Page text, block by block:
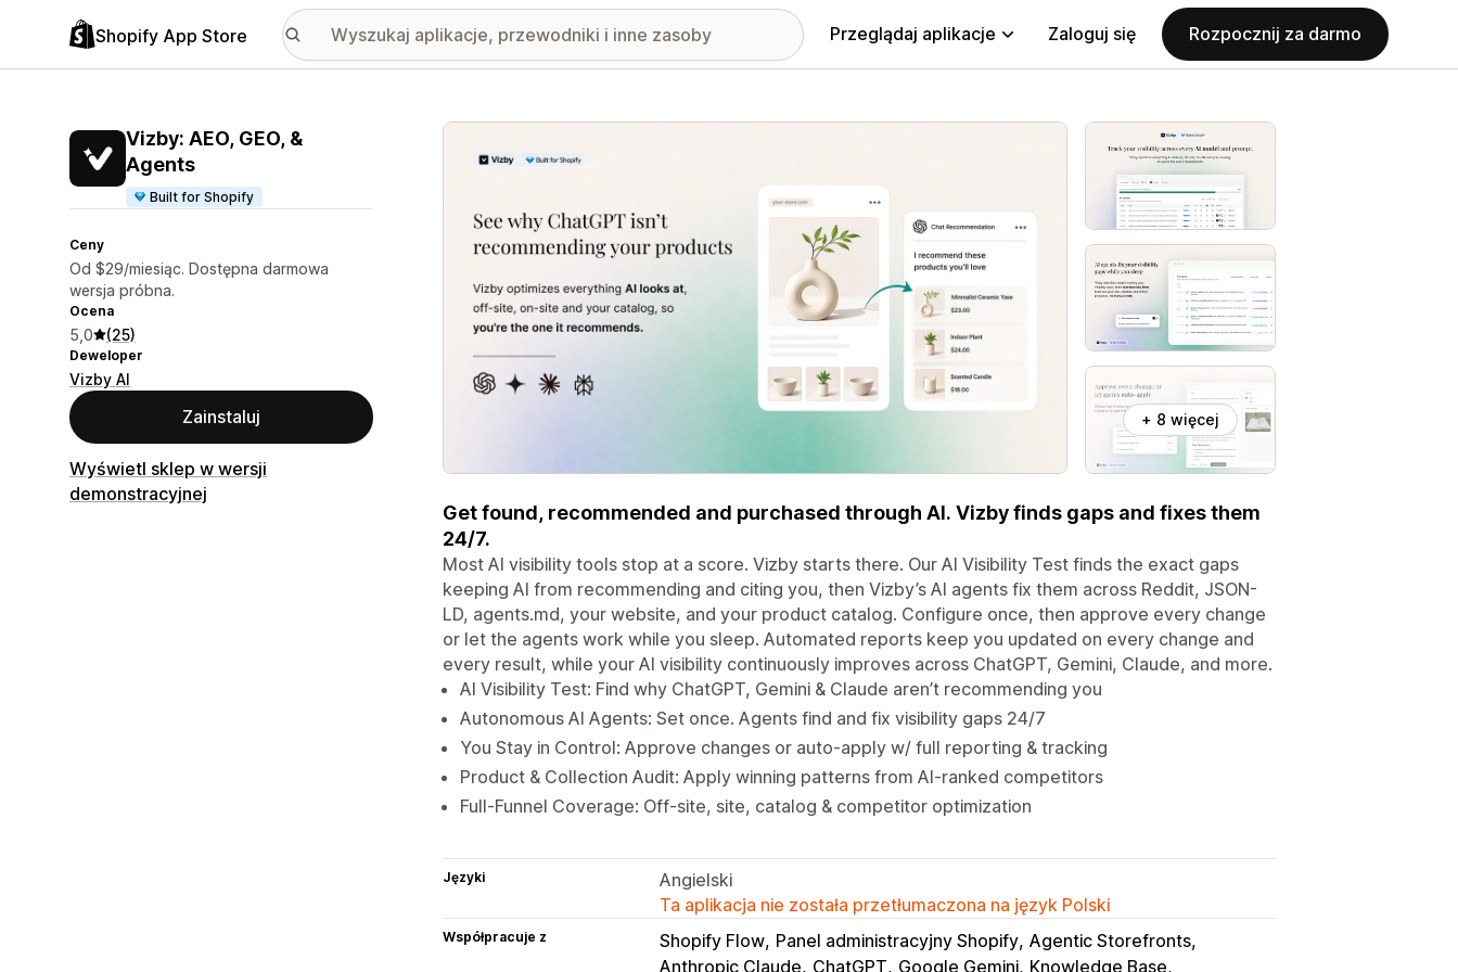
Shopify App Store Przeglądaj aplikacje Zaloguj się Rozpocznij za darmo
Vizby: AEO, GEO, &
Agents
Built for Shopify
Ceny
Od $29/miesiąc. Dostępna darmowa
wersja próbna.
Ocena
5,0 (25)
Deweloper
Vizby AI
Zainstaluj
Wyświetl sklep w wersji
demonstracyjnej
Wyróżnione obrazy w galerii
+ 8 więcej
Get found, recommended and purchased through AI. Vizby finds gaps and fixes them
24/7.
Most AI visibility tools stop at a score. Vizby starts there. Our AI Visibility Test finds the exact gaps
keeping AI from recommending and citing you, then Vizby’s AI agents fix them across Reddit, JSON-
LD, agents.md, your website, and your product catalog. Configure once, then approve every change
or let the agents work while you sleep. Automated reports keep you updated on every change and
every result, while your AI visibility continuously improves across ChatGPT, Gemini, Claude, and more.
AI Visibility Test: Find why ChatGPT, Gemini & Claude aren’t recommending you
Autonomous AI Agents: Set once. Agents find and fix visibility gaps 24/7
You Stay in Control: Approve changes or auto-apply w/ full reporting & tracking
Product & Collection Audit: Apply winning patterns from AI-ranked competitors
Full-Funnel Coverage: Off-site, site, catalog & competitor optimization
Języki
Angielski
Ta aplikacja nie została przetłumaczona na język Polski
Współpracuje z Shopify Flow Panel administracyjny Shopify Agentic Storefronts
Anthropic Claude ChatGPT Google Gemini Knowledge Base